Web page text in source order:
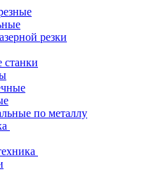
резки
станки
по металлу